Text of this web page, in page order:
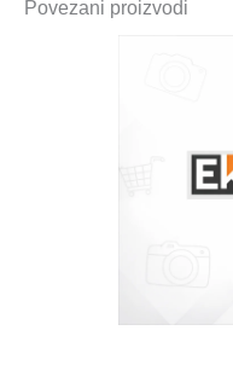
Povezani proizvodi